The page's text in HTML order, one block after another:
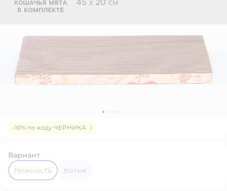
-10% по коду ЧЕРНИКА
Вариант
Нежность
Котик